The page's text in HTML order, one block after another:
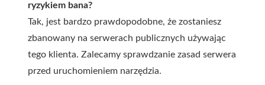
ryzykiem bana?
Tak, jest bardzo prawdopodobne, że zostaniesz
zbanowany na serwerach publicznych używając
tego klienta. Zalecamy sprawdzanie zasad serwera
przed uruchomieniem narzędzia.